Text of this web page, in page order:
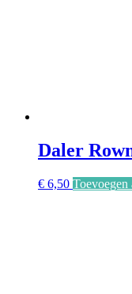
Daler
€ 6,50